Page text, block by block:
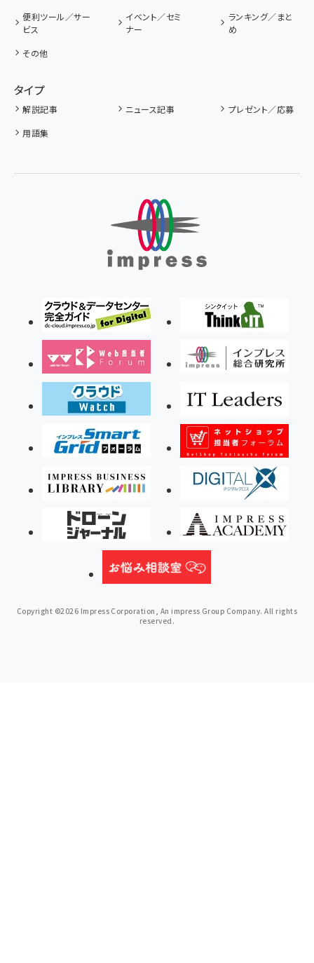
便利ツール／サー
ビス
イベント／セミ
ナー
ランキング／まと
め
その他
タイプ
解説記事 ニュース記事
プレゼント／応募
用語集
Copyright ©2026 Impress Corporation, An impress Group Company. All rights
reserved.